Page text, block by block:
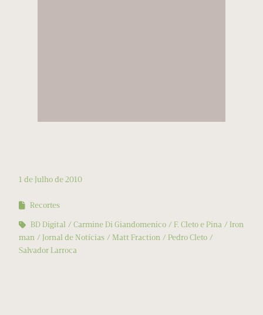
1 de Julho de 2010
Recortes
BD Digital
Carmine Di Giandomenico F. Cleto e Pina
Iron
man
Jornal de Notícias Matt Fraction
Pedro Cleto
Salvador Larroca